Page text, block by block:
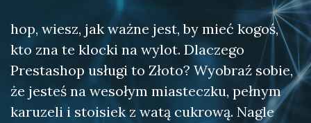
hop, wiesz, jak ważne jest, by mieć kogoś,
kto zna te klocki na wylot. Dlaczego
Prestashop usługi to Złoto? Wyobraź sobie,
że jesteś na wesołym miasteczku, pełnym
karuzeli i stoisiek z watą cukrową. Nagle